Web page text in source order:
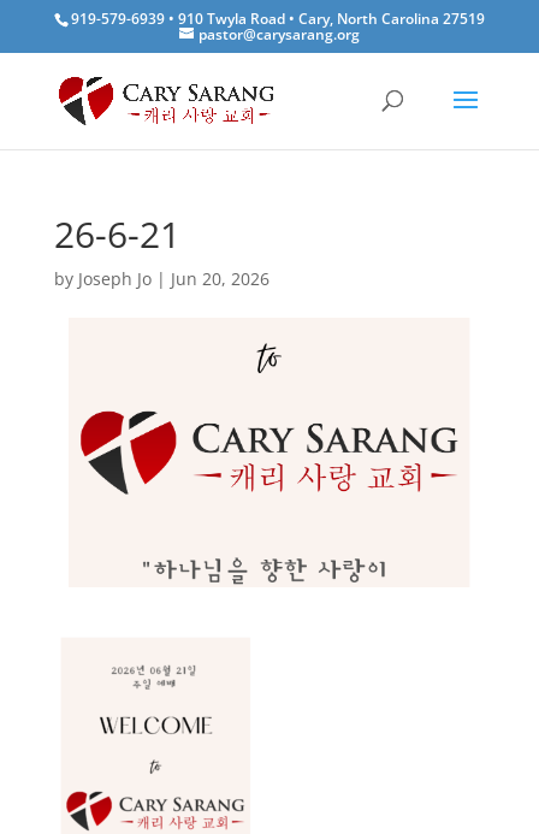
919-579-6939 • 910 Twyla Road • Cary, North Carolina 27519
pastor@carysarang.org
26-6-21
by Joseph Jo| Jun 20, 2026